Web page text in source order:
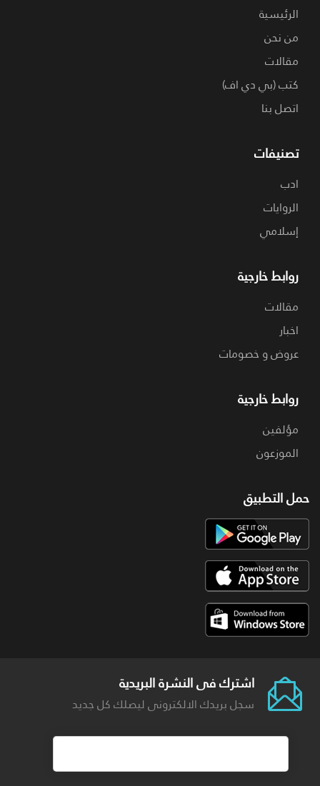
الرئيسية
من نحن
مقالات
كتب (بي دي اف)
اتصل بنا
تصنيفات
ادب
الروايات
إسلامي
روابط خارجية
مقالات
اخبار
عروض و خصومات
روابط خارجية
مؤلفين
الموزعون
حمل التطبيق
اشترك فى النشرة البريدية
سجل بريدك الالكترونى ليصلك كل جديد